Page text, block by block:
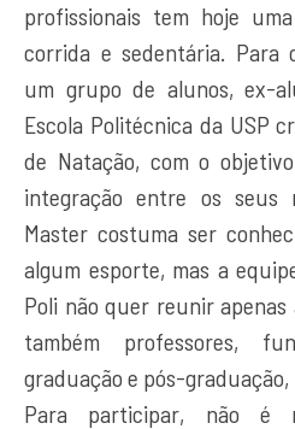
profissionais tem hoje
corrida e sedentária. Para
um grupo de alunos, ex-
Escola Politécnica da USP
de Natação, com o
integração entre os seus
Master costuma ser
algum esporte, mas a
Poli não quer reunir apenas
também professores,
graduação e pós-
Para participar, não é